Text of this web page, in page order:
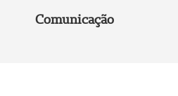
Comunicação